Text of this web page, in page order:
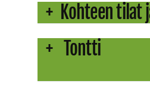
Kohteen tilat
Tontti